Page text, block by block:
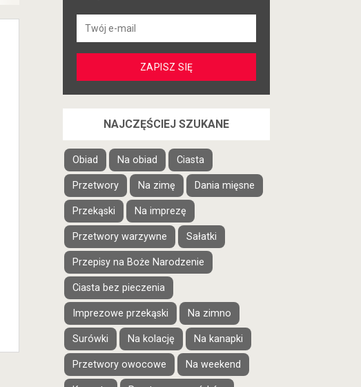
NAJCZĘŚCIEJ SZUKANE
Obiad Na obiad Ciasta
Przetwory Na zimę Dania mięsne
Przekąski Na imprezę
Przetwory warzywne Sałatki
Przepisy na Boże Narodzenie
Ciasta bez pieczenia
Imprezowe przekąski Na zimno
Surówki Na kolację Na kanapki
Przetwory owocowe Na weekend